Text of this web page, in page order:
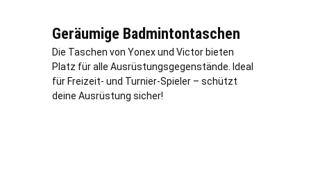
Geräumige Badmintontaschen
Die Taschen von Yonex und Victor bieten
Platz für alle Ausrüstungsgegenstände. Ideal
für Freizeit- und Turnier-Spieler – schützt
deine Ausrüstung sicher!